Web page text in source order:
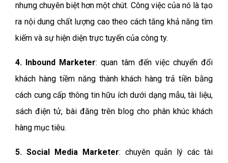
nhưng chuyên biệt hơn một chút. Công việc của nó là tạo
ra nội dung chất lượng cao theo cách tăng khả năng tìm
kiếm và sự hiện diện trực tuyến của công ty.
4. Inbound Marketer: quan tâm đến việc chuyển đổi
khách hàng tiềm năng thành khách hàng trả tiền bằng
cách cung cấp thông tin hữu ích dưới dạng mẫu, tài liệu,
sách điện tử, bài đăng trên blog cho phân khúc khách
hàng mục tiêu.
5. Social Media Marketer: chuyên quản lý các tài